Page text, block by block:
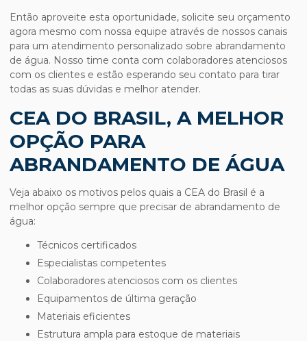
Então aproveite esta oportunidade, solicite seu orçamento
agora mesmo com nossa equipe através de nossos canais
para um atendimento personalizado sobre abrandamento
de água. Nosso time conta com colaboradores atenciosos
com os clientes e estão esperando seu contato para tirar
todas as suas dúvidas e melhor atender.
CEA DO BRASIL, A MELHOR
OPÇÃO PARA
ABRANDAMENTO DE ÁGUA
Veja abaixo os motivos pelos quais a CEA do Brasil é a
melhor opção sempre que precisar de abrandamento de
água:
técnicos certificados
especialistas competentes
colaboradores atenciosos com os clientes
equipamentos de última geração
materiais eficientes
estrutura ampla para estoque de materiais